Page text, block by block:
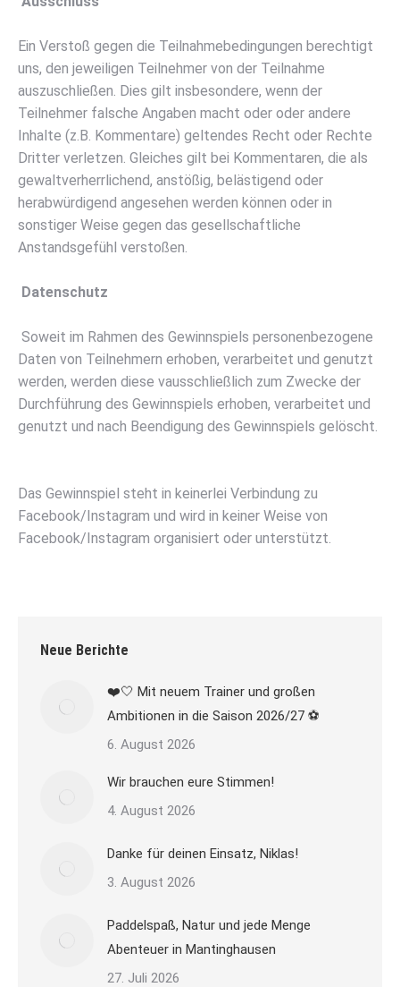
Ein Verstoß gegen die Teilnahmebedingungen berechtigt
uns, den jeweiligen Teilnehmer von der Teilnahme
auszuschließen. Dies gilt insbesondere, wenn der
Teilnehmer falsche Angaben macht oder oder andere
Inhalte (z.B. Kommentare) geltendes Recht oder Rechte
Dritter verletzen. Gleiches gilt bei Kommentaren, die als
gewaltverherrlichend, anstößig, belästigend oder
herabwürdigend angesehen werden können oder in
sonstiger Weise gegen das gesellschaftliche
Anstandsgefühl verstoßen.
Datenschutz
Soweit im Rahmen des Gewinnspiels personenbezogene
Daten von Teilnehmern erhoben, verarbeitet und genutzt
werden, werden diese vausschließlich zum Zwecke der
Durchführung des Gewinnspiels erhoben, verarbeitet und
genutzt und nach Beendigung des Gewinnspiels gelöscht.
Das Gewinnspiel steht in keinerlei Verbindung zu
Facebook/Instagram und wird in keiner Weise von
Facebook/Instagram organisiert oder unterstützt.
Neue Berichte
❤️🤍 Mit neuem Trainer und großen
Ambitionen in die Saison 2026/27 ⚽
6. August 2026
Wir brauchen eure Stimmen!
4. August 2026
Danke für deinen Einsatz, Niklas!
3. August 2026
Paddelspaß, Natur und jede Menge
Abenteuer in Mantinghausen
27. Juli 2026